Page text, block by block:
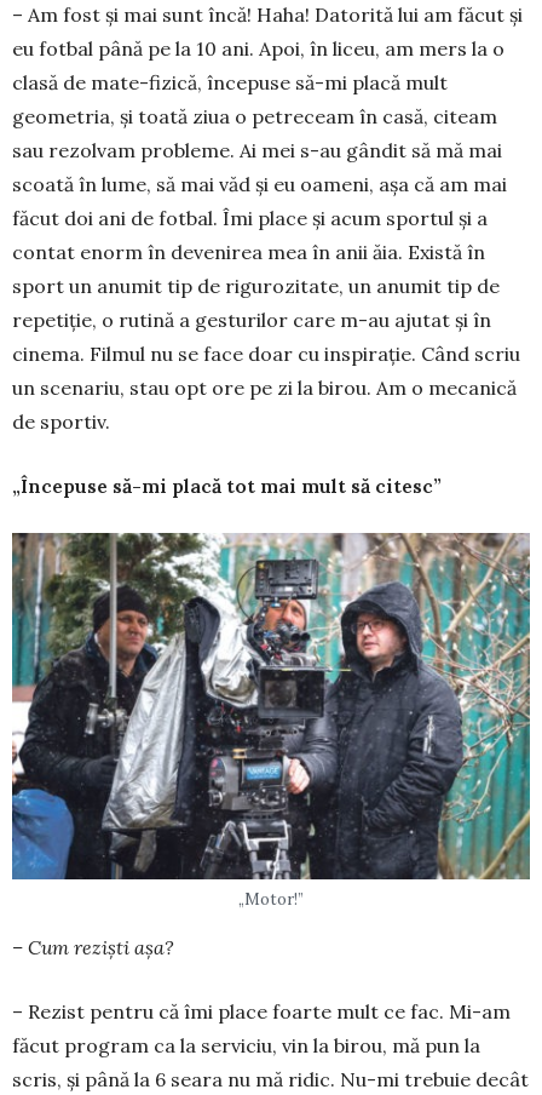
– Am fost și mai sunt încă! Haha! Datorită lui am făcut și
eu fotbal până pe la 10 ani. Apoi, în li­ceu, am mers la o
clasă de mate-fizică, începuse să-mi placă mult
geometria, și toată ziua o pe­treceam în casă, citeam
sau rezolvam probleme. Ai mei s-au gândit să mă mai
scoată în lume, să mai văd și eu oameni, așa că am mai
făcut doi ani de fotbal. Îmi pla­ce și acum sportul și a
contat enorm în de­ve­nirea mea în anii ăia. Există în
sport un anu­mit tip de rigurozitate, un anumit tip de
re­petiție, o rutină a ges­turilor care m-au ajutat și în
cinema. Filmul nu se face doar cu ins­pirație. Când scriu
un scenariu, stau opt ore pe zi la birou. Am o mecanică
de spor­tiv.
„Începuse să-mi placă tot mai mult să citesc”
„Motor!”
– Cum reziști așa?
– Rezist pentru că îmi place foarte mult ce fac. Mi-am
făcut program ca la serviciu, vin la birou, mă pun la
scris, și până la 6 seara nu mă ridic. Nu-mi trebuie decât